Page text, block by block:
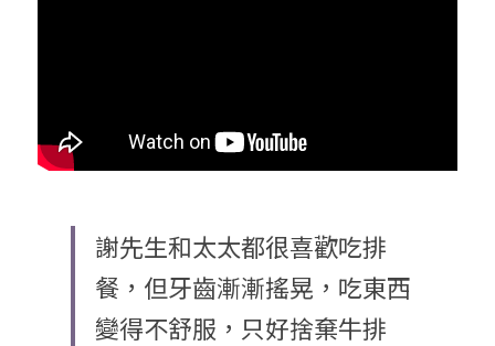
謝先生和太太都很喜歡吃排
餐，但牙齒漸漸搖晃，吃東西
變得不舒服，只好捨棄牛排